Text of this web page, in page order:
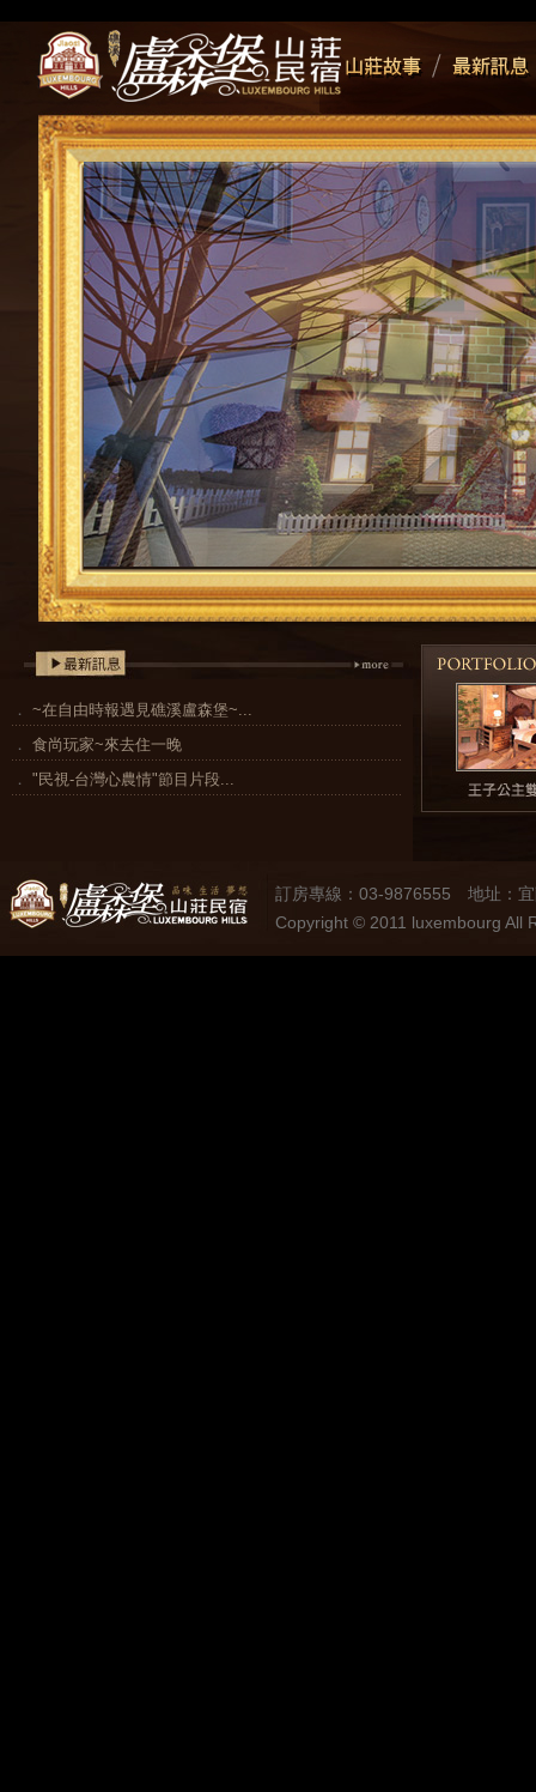
． ~在自由時報遇見礁溪盧森堡~...
． 食尚玩家~來去住一晚
． "民視-台灣心農情"節目片段...
訂房專線：03-9876555 地址：
Copyright © 2011 luxembourg All